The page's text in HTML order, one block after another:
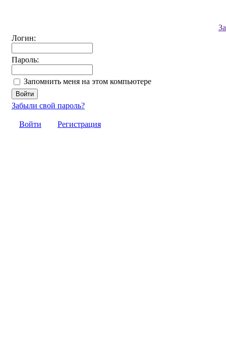
Логин:
Пароль:
Запомнить меня на этом компьютере
Забыли свой пароль?
Войти Регистрация